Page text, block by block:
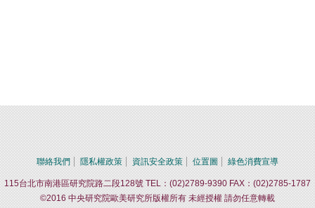
聯絡我們 隱私權政策 資訊安全政策 位置圖 綠色消費宣導
115台北市南港區研究院路二段128號 TEL：(02)2789-9390 FAX：(02)2785-1787
©2016 中央研究院歐美研究所版權所有 未經授權 請勿任意轉載